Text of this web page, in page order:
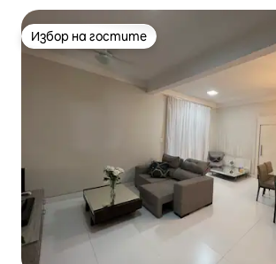
Избор на гостите
Избор на гостите